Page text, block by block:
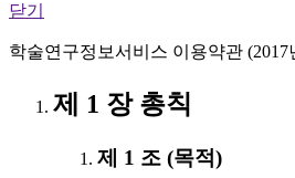
닫기
학술연구정보서비스 이용약관 (2017
제 1 장 총칙
제 1 조 (목적)